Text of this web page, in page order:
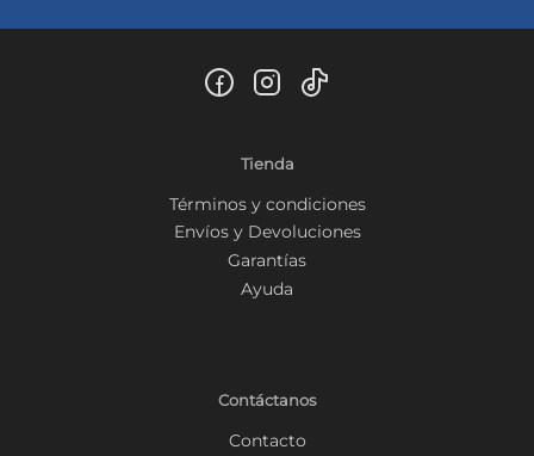
Tienda
Términos y condiciones
Envíos y Devoluciones
Garantías
Ayuda
Contáctanos
Contacto